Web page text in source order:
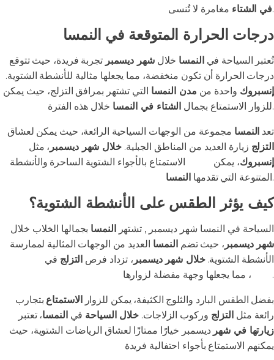
في الشتاءمغامرة لا تُنسى.
درجات الحرارة المتوقعة في النمسا
تُعتبر السياحة في النمسا خلالشهر ديسمبر تجربة فريدة، حيث تتوقع
درجات الحرارة أن تكون منخفضة، مما يجعلها مثالية للأنشطة الشتوية.
إنسبروك واحدة من مدن النمسا التي تشتهر بمرافق التزلج، حيث يمكن
للزوار الاستمتاع بجمال الشتاء في النمسا خلال هذه الفترة.
تعد النمسا مجموعة من الوجهات السياحية الرائعة، حيث يمكن لعشاق
التزلج زيارة العديد من المناطق الجبلية.خلال شهر ديسمبر ، مثل
إنسبروك، يمكن
الاستمتاع بالأجواء الشتوية الساحرة والأنشطة
المتنوعة التي تقدمها النمسا .
كيف يؤثر الطقس على الأنشطة الشتوية؟
السياحة في النمسا شهر ديسمبر , تشتهر النمسا بجمالها الخلاب خلال
شهر ديسمبر ، حيث تضم النمسا العديد من الوجهات المثالية لممارسة
الأنشطة الشتوية.خلال شهر ديسمبر ، تزداد فرص التزلج في
، مما يجعلها وجهة مفضلة لزوارها.
بفضل الطقس البارد والثلوج الكثيفة، يمكن للزوار الاستمتاع بتجارب
رائعة مثل التزلج وركوب الزلاجات. خلال السياحة في النمسا، تعتبر
زيارتها في شهر ديسمبر خيارًا ممتازًا لعشاق الرياضات الشتوية، حيث
يمكنهم الاستمتاع بأجواء احتفالية فريدة